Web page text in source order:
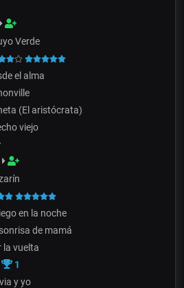
Verde
el alma
(El aristócrata)
viejo
en la noche
de mamá
la vuelta
1
y yo